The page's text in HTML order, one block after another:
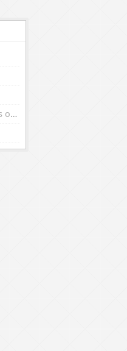
R.E.D. Marketing: The Three Ingredients of Leading Brands : eBooks (EPUB, PDF)